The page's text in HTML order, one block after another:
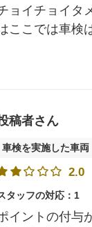
ョイチョイタ
ここでは車検
稿者さん
車検を実施した車
2.0
タッフの対応：1
イントの付与